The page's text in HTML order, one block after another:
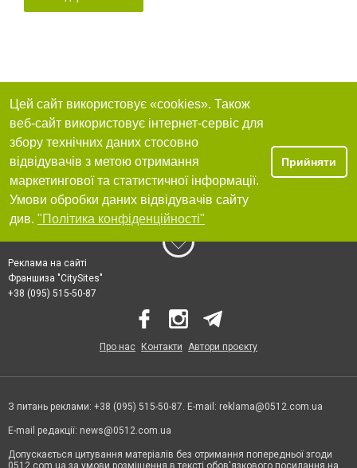
Цей сайт використовує «cookies». Також
веб-сайт використовує інтернет-сервіс для
збору технічних даних стосовно
відвідувачів з метою отримання
маркетингової та статистичної інформації.
Умови обробки даних відвідувачів сайту
див. "Політика конфіденційності"
Прийняти
Реклама на сайті
Франшиза "CitySites"
+38 (095) 515-50-87
Про нас Контакти Автори проєкту
З питань реклами: +38 (095) 515-50-87. E-mail: reklama@0512.com.ua
E-mail редакції: news@0512.com.ua
Допускається цитування матеріалів без отримання попередньої згоди
0512.com.ua за умови розміщення в тексті обов'язкового посилання на